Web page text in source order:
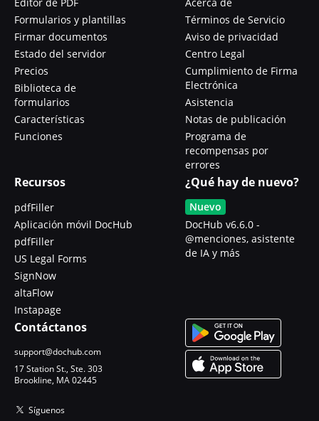
Formularios y plantillas
Firmar documentos
Estado del servidor
Precios
Biblioteca de
formularios
Características
Funciones
Términos de Servicio
Aviso de privacidad
Centro Legal
Cumplimiento de Firma
Electrónica
Asistencia
Notas de publicación
Programa de
recompensas por
errores
Recursos
pdfFiller
Aplicación móvil DocHub
pdfFiller
US Legal Forms
SignNow
altaFlow
Instapage
¿Qué hay de nuevo?
Nuevo
DocHub v6.6.0 -
@menciones, asistente
de IA y más
Contáctanos
support@dochub.com
17 Station St., Ste. 303
Brookline, MA 02445
Síguenos